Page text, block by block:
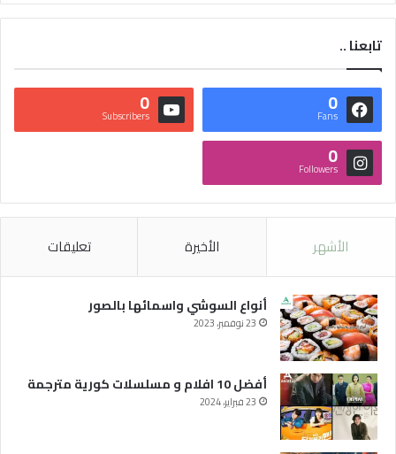
تابعنا ..
0
Fans
0
Subscribers
0
Followers
الأشهر الأخيرة تعليقات
أنواع السوشي واسمائها بالصور
23 نوفمبر، 2023
أفضل 10 افلام و مسلسلات كورية مترجمة
23 فبراير، 2024